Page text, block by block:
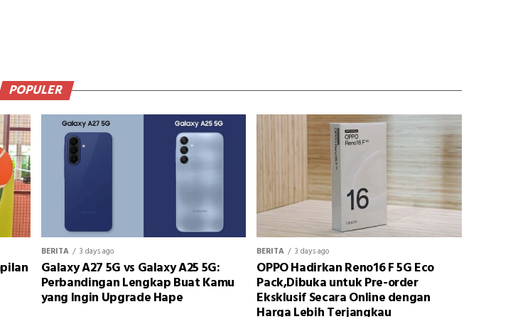
POPULER
BERITA 3 days ago
Galaxy A27 5G vs Galaxy A25 5G:
Perbandingan Lengkap Buat Kamu
yang Ingin Upgrade Hape
BERITA 3 days ago
OPPO Hadirkan Reno16 F 5G Eco
Pack,Dibuka untuk Pre-order
Eksklusif Secara Online dengan
Harga Lebih Terjangkau